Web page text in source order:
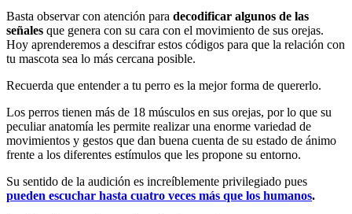
Basta observar con atención para decodificar algunos de las
señales que genera con su cara con el movimiento de sus orejas.
Hoy aprenderemos a descifrar estos códigos para que la relación con
tu mascota sea lo más cercana posible.
Recuerda que entender a tu perro es la mejor forma de quererlo.
Los perros tienen más de 18 músculos en sus orejas, por lo que su
peculiar anatomía les permite realizar una enorme variedad de
movimientos y gestos que dan buena cuenta de su estado de ánimo
frente a los diferentes estímulos que les propone su entorno.
Su sentido de la audición es increíblemente privilegiado pues
pueden escuchar hasta cuatro veces más que los humanos.